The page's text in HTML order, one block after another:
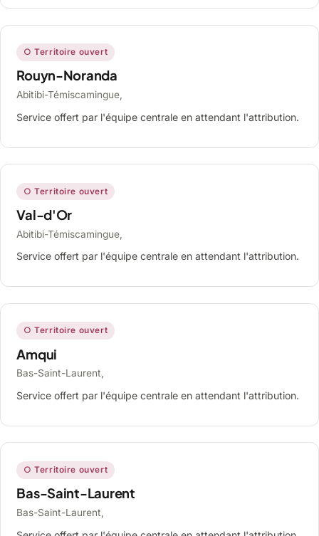
○ Territoire ouvert
Rouyn-Noranda
Abitibi-Témiscamingue,
Service offert par l'équipe centrale en attendant l'attribution.
○ Territoire ouvert
Val-d'Or
Abitibi-Témiscamingue,
Service offert par l'équipe centrale en attendant l'attribution.
○ Territoire ouvert
Amqui
Bas-Saint-Laurent,
Service offert par l'équipe centrale en attendant l'attribution.
○ Territoire ouvert
Bas-Saint-Laurent
Bas-Saint-Laurent,